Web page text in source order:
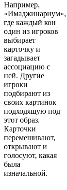
Например,
«Имаджинариум»,
где каждый кон
один из игроков
выбирает
карточку и
загадывает
ассоциацию с
ней. Другие
игроки
подбирают из
своих картинок
подходящую под
этот образ.
Карточки
перемешивают,
открывают и
голосуют, какая
была
изначальной.